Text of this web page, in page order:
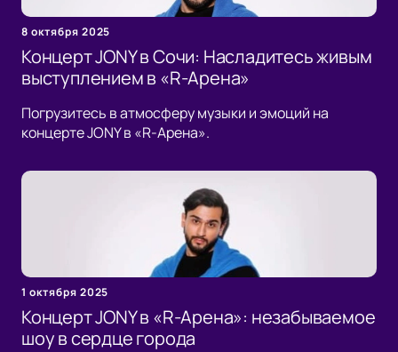
8 октября 2025
Концерт JONY в Сочи: Насладитесь живым
выступлением в «R-Арена»
Погрузитесь в атмосферу музыки и эмоций на
концерте JONY в «R-Арена».
1 октября 2025
Концерт JONY в «R-Арена»: незабываемое
шоу в сердце города